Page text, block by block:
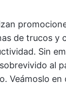
de trucos y
Sin
al
Veámoslo en